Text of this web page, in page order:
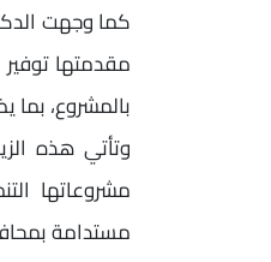
كما وجهت
مقدمتها
بالمشروع،
وتأتي هذه
مشروعاتها
مستدامة